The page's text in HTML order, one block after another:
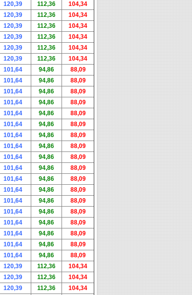
120,39 112,36
104,34
120,39 112,36
104,34
120,39 112,36
104,34
120,39 112,36
104,34
120,39 112,36
104,34
120,39 112,36
104,34
101,64 94,86
88,09
101,64 94,86
88,09
101,64 94,86
88,09
101,64 94,86
88,09
101,64 94,86
88,09
101,64 94,86
88,09
101,64 94,86
88,09
101,64 94,86
88,09
101,64 94,86
88,09
101,64 94,86
88,09
101,64 94,86
88,09
101,64 94,86
88,09
101,64 94,86
88,09
101,64 94,86
88,09
101,64 94,86
88,09
101,64 94,86
88,09
101,64 94,86
88,09
101,64 94,86
88,09
120,39 112,36
104,34
120,39 112,36
104,34
120,39 112,36
104,34